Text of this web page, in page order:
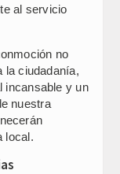
al servicio
no
la ciudadanía,
incansable y un
nuestra
local.